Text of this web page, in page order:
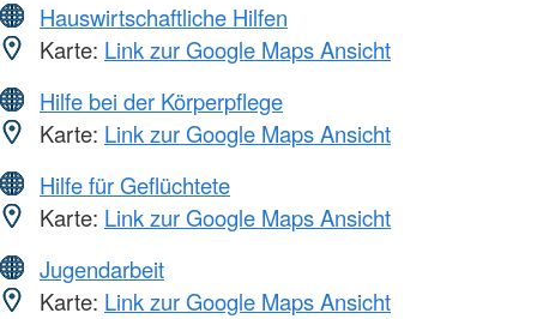
Hauswirtschaftliche Hilfen
Karte: Link zur Google Maps Ansicht
Hilfe bei der Körperpflege
Karte: Link zur Google Maps Ansicht
Hilfe für Geflüchtete
Karte: Link zur Google Maps Ansicht
Jugendarbeit
Karte: Link zur Google Maps Ansicht